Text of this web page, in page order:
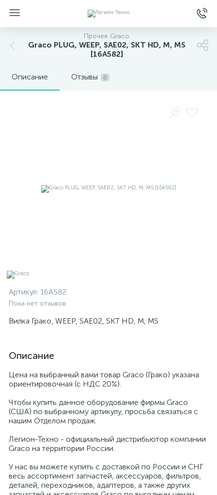
Прочее Graco
Graco PLUG, WEEP, SAE02, SKT HD, M, MS
[16A582]
Описание Отзывы 0
Артикул: 16A582
Пока нет отзывов
Вилка Грако, WEEP, SAE02, SKT HD, M, MS
Описание
Цена на выбранный вами товар Graco (Грако) указана
ориентировочная (с НДС 20%).
Чтобы купить данное оборудование фирмы Graco
(США) по выбранному артикулу, просьба связаться с
нашим Отделом продаж.
Легион-Техно - официальный дистрибьютор компании
Graco на территории России.
У нас вы можете купить с доставкой по России и СНГ
весь ассортимент запчастей, аксессуаров, фильтров,
деталей, переходников, адаптеров, а также других